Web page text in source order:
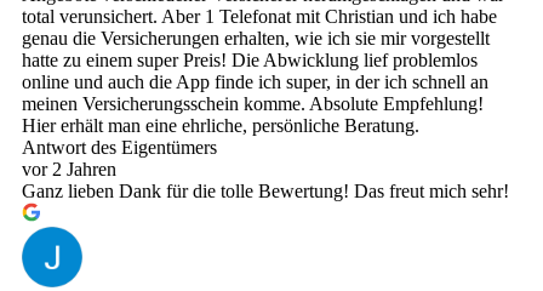
total verunsichert. Aber 1 Telefonat mit Christian und ich habe
genau die Versicherungen erhalten, wie ich sie mir vorgestellt
hatte zu einem super Preis! Die Abwicklung lief problemlos
online und auch die App finde ich super, in der ich schnell an
meinen Versicherungsschein komme. Absolute Empfehlung!
Hier erhält man eine ehrliche, persönliche Beratung.
Antwort des Eigentümers
vor 2 Jahren
Ganz lieben Dank für die tolle Bewertung! Das freut mich sehr!